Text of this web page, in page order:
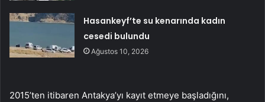
Hasankeyf’te su kenarında kadın
cesedi bulundu
Ağustos 10, 2026
2015’ten itibaren Antakya’yı kayıt etmeye başladığını,